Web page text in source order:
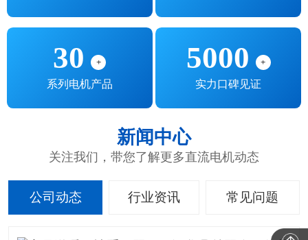
30 +
系列电机产品
5000 +
实力口碑见证
新闻中心
关注我们，带您了解更多直流电机动态
公司动态 行业资讯 常见问题